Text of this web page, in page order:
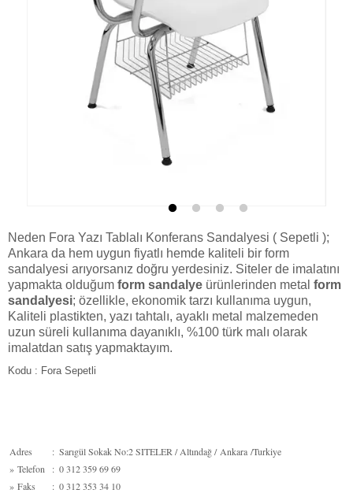
Neden Fora Yazı Tablalı Konferans Sandalyesi ( Sepetli );
Ankara da hem uygun fiyatlı hemde kaliteli bir form
sandalyesi arıyorsanız doğru yerdesiniz. Siteler de imalatını
yapmakta olduğum form sandalye ürünlerinden metal form
sandalyesi; özellikle, ekonomik tarzı kullanıma uygun,
Kaliteli plastikten, yazı tahtalı, ayaklı metal malzemeden
uzun süreli kullanıma dayanıklı, %100 türk malı olarak
imalatdan satış yapmaktayım.
Kodu : Fora Sepetli
Adres : Sarıgül Sokak No:2 SITELER / Altındağ / Ankara /Turkiye
» Telefon : 0 312 359 69 69
» Faks : 0 312 353 34 10